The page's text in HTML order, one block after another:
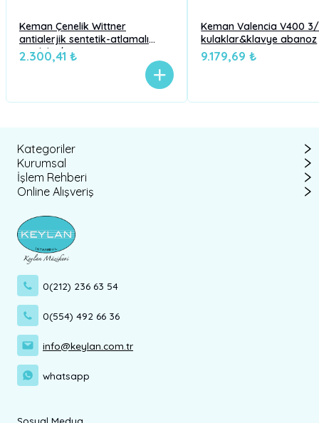
Keman Çenelik Wittner
antialerjik sentetik-atlamalı
model 3/4
2.300,41 ₺
Keman Valencia V400
kulaklar&klavye abanoz
9.179,69 ₺
Kategoriler
Kurumsal
İşlem Rehberi
Online Alışveriş
0(212) 236 63 54
0(554) 492 66 36
info@keylan.com.tr
whatsapp
Sosyal Medya